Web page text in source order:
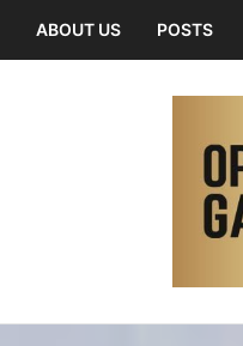
ABOUT US POSTS